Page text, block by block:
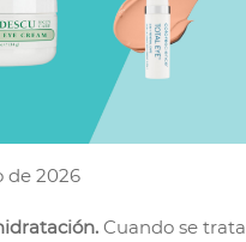
de 2026
Cuando se